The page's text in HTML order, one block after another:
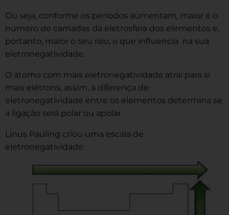
Ou seja, conforme os períodos aumentam, maior é o
número de camadas da eletrosfera dos elementos e,
portanto, maior o seu raio, o que influencia na sua
eletronegatividade.
O átomo com mais eletronegatividade atrai para si
mais elétrons, assim, a diferença de
eletronegatividade entre os elementos determina se
a ligação será polar ou apolar.
Linus Pauling criou uma escala de
eletronegatividade: